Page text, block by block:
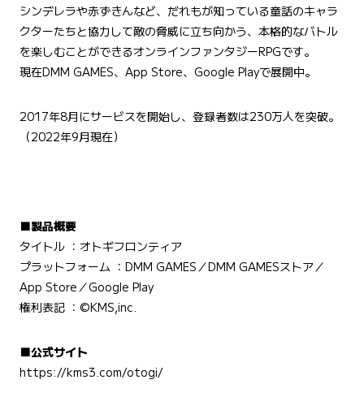
シンデレラや赤ずきんなど、だれもが知っている童話のキャラ
クターたちと協力して敵の脅威に立ち向かう、本格的なバトル
を楽しむことができるオンラインファンタジーRPGです。
現在DMM GAMES、App Store、Google Playで展開中。
2017年8月にサービスを開始し、登録者数は230万人を突破。
（2022年9月現在）
■製品概要
タイトル ：オトギフロンティア
プラットフォーム ：DMM GAMES／DMM GAMESストア／
App Store／Google Play
権利表記 ：©KMS,inc.
■公式サイト
https://kms3.com/otogi/